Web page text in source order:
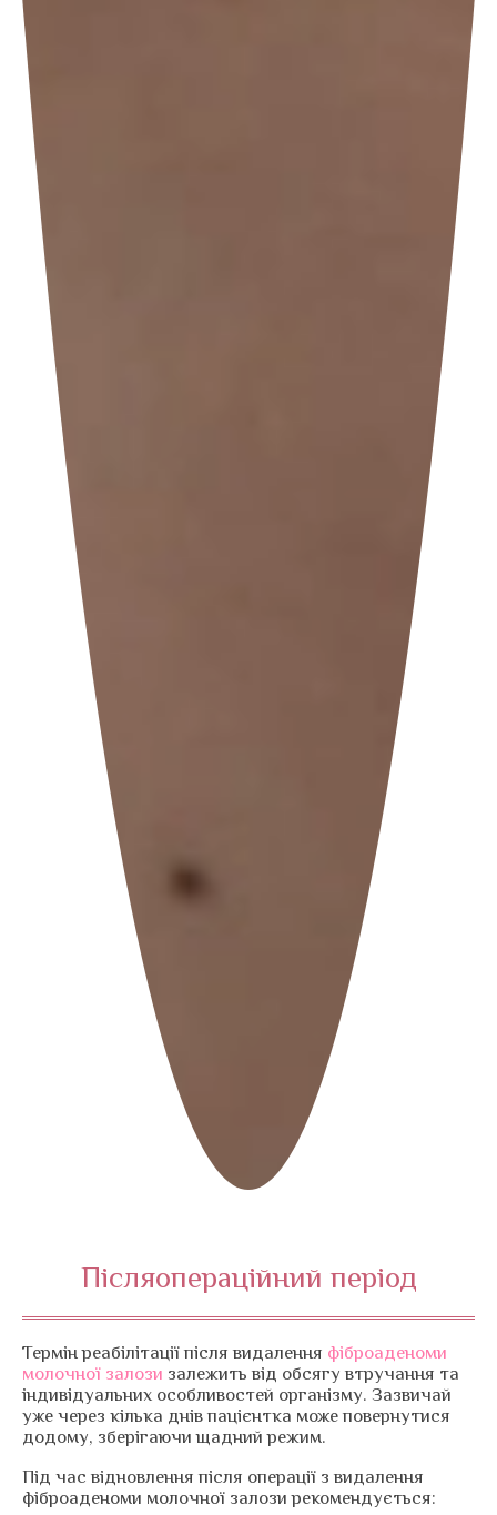
Післяопераційний період
Термін реабілітації після видалення фіброаденоми
молочної залози залежить від обсягу втручання та
індивідуальних особливостей організму. Зазвичай
уже через кілька днів пацієнтка може повернутися
додому, зберігаючи щадний режим.
Під час відновлення після операції з видалення
фіброаденоми молочної залози рекомендується: